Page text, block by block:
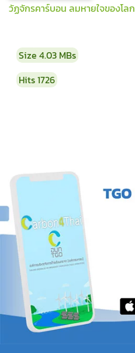
วัฏจักรคาร์บอน ลมหายใจของโลก
Size 4.03 MBs
Hits1726